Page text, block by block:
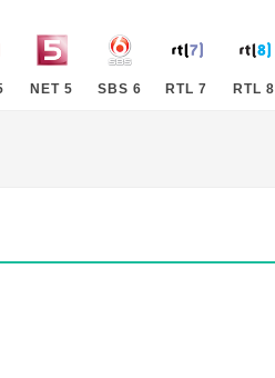
NET 5 SBS 6 RTL 7 RTL 8